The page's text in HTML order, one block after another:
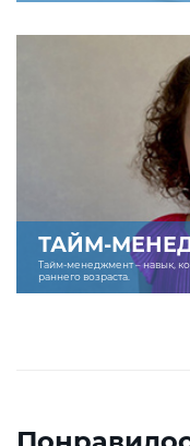
ТАЙМ-
Тайм-менеджмент – навык,
раннего возраста.